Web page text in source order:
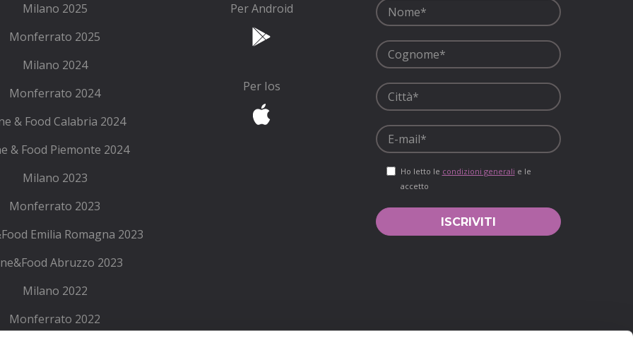
Milano 2025
Monferrato 2025
Milano 2024
Monferrato 2024
& Food Calabria 2024
& Food Piemonte 2024
Milano 2023
Monferrato 2023
Emilia Romagna 2023
Abruzzo 2023
Milano 2022
Monferrato 2022
Per Android
Per Ios
Ho letto le condizioni generali e le
accetto